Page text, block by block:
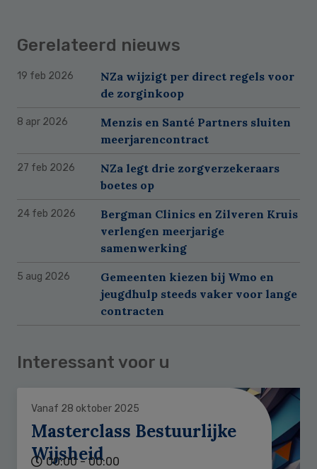
Gerelateerd nieuws
19 feb 2026
NZa wijzigt per direct regels voor
de zorginkoop
8 apr 2026
Menzis en Santé Partners sluiten
meerjarencontract
27 feb 2026
NZa legt drie zorgverzekeraars
boetes op
24 feb 2026
Bergman Clinics en Zilveren Kruis
verlengen meerjarige
samenwerking
5 aug 2026
Gemeenten kiezen bij Wmo en
jeugdhulp steeds vaker voor lange
contracten
Interessant voor u
Vanaf 28 oktober 2025
Masterclass Bestuurlijke
Wijsheid
00:00 - 00:00